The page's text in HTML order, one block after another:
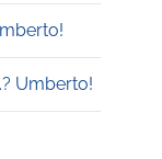
Umberto!